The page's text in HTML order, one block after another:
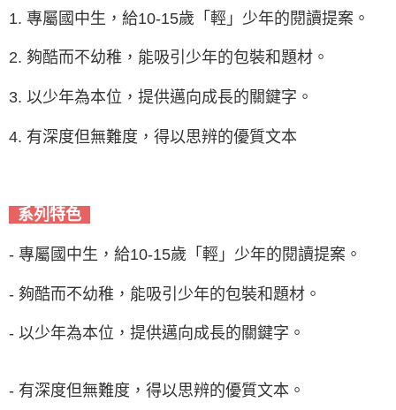
1. 專屬國中生，給10-15歲「輕」少年的閱讀提案。
2. 夠酷而不幼稚，能吸引少年的包裝和題材。
3. 以少年為本位，提供邁向成長的關鍵字。
4. 有深度但無難度，得以思辨的優質文本
系列特色
- 專屬國中生，給10-15歲「輕」少年的閱讀提案。
- 夠酷而不幼稚，能吸引少年的包裝和題材。
- 以少年為本位，提供邁向成長的關鍵字。
- 有深度但無難度，得以思辨的優質文本。